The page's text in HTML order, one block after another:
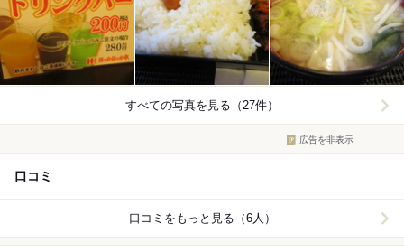
すべての写真を見る（27件）
広告を非表示
口コミ
口コミをもっと見る（6人）